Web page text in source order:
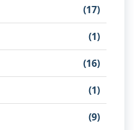
(17)
(1)
(16)
(1)
(9)